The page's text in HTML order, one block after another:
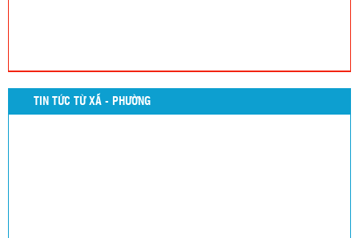
TIN TỨC TỪ XÃ - PHƯỜNG